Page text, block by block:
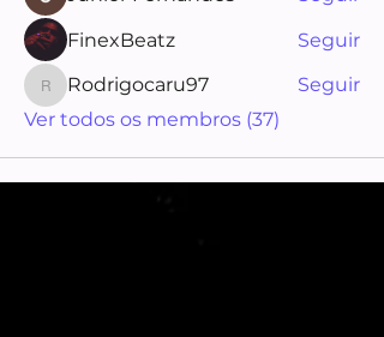
FinexBeatz
Seguir
Rodrigocaru97
Rodrigocaru97
Seguir
Ver todos os membros (37)